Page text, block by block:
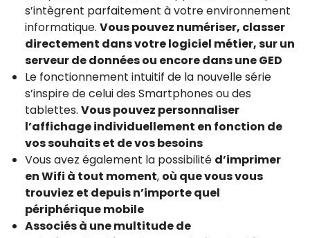
s’intègrent parfaitement à votre environnement
informatique. Vous pouvez numériser, classer
directement dans votre logiciel métier, sur un
serveur de données ou encore dans une GED
Le fonctionnement intuitif de la nouvelle série
s’inspire de celui des Smartphones ou des
tablettes. Vous pouvez personnaliser
l’affichage individuellement en fonction de
vos souhaits et de vos besoins
Vous avez également la possibilité d’imprimer
en Wifi à tout moment, où que vous vous
trouviez et depuis n’importe quel
périphérique mobile
Associés à une multitude de